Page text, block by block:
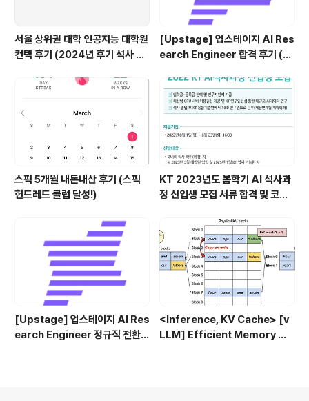
서울 상위권 대학 인공지능 대학원
컨택 후기 (2024년 후기 석사 지
[Upstage] 업스테이지 AI Res
earch Engineer 합격 후기 (정
스픽 5개월 내돈내산 후기 (스픽
헌드레드 클럽 달성!)
KT 2023년도 봄학기 AI 석사과
정 신입생 모집 서류 합격 및 코딩
[Upstage] 업스테이지 AI Res
earch Engineer 정규직 전환
<Inference, KV Cache> [v
LLM] Efficient Memory Ma